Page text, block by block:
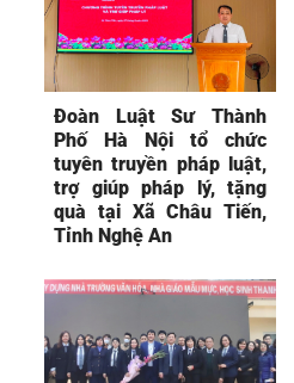
Đoàn Luật Sư Thành
Phố Hà Nội tổ chức
tuyên truyền pháp luật,
trợ giúp pháp lý, tặng
quà tại Xã Châu Tiến,
Tỉnh Nghệ An